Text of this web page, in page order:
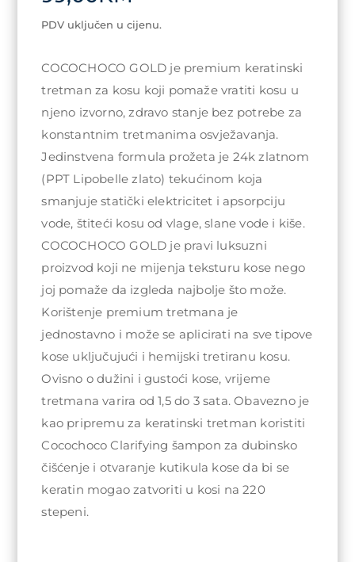
PDV uključen u cijenu.
COCOCHOCO GOLD je premium keratinski
tretman za kosu koji pomaže vratiti kosu u
njeno izvorno, zdravo stanje bez potrebe za
konstantnim tretmanima osvježavanja.
Jedinstvena formula prožeta je 24k zlatnom
(PPT Lipobelle zlato) tekućinom koja
smanjuje statički elektricitet i apsorpciju
vode, štiteći kosu od vlage, slane vode i kiše.
COCOCHOCO GOLD je pravi luksuzni
proizvod koji ne mijenja teksturu kose nego
joj pomaže da izgleda najbolje što može.
Korištenje premium tretmana je
jednostavno i može se aplicirati na sve tipove
kose uključujući i hemijski tretiranu kosu.
Ovisno o dužini i gustoći kose, vrijeme
tretmana varira od 1,5 do 3 sata. Obavezno je
kao pripremu za keratinski tretman koristiti
Cocochoco Clarifying šampon za dubinsko
čišćenje i otvaranje kutikula kose da bi se
keratin mogao zatvoriti u kosi na 220
stepeni.